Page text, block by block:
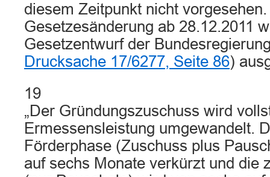
diesem Zeitpunkt nicht
Gesetzesänderung ab 28.12.2011
Gesetzentwurf der
Drucksache 17/6277, Seite 86)
19
„Der Gründungszuschuss wird
Ermessensleistung umgewandelt.
Förderphase (Zuschuss plus
auf sechs Monate verkürzt und die